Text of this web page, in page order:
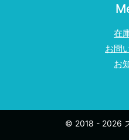
在
お問
お
© 2018 - 2026